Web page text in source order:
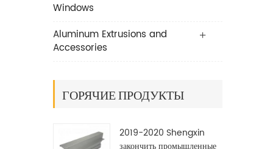
Windows
Aluminum Extrusions and
Accessories
ГОРЯЧИЕ ПРОДУКТЫ
2019-2020 Shengxin